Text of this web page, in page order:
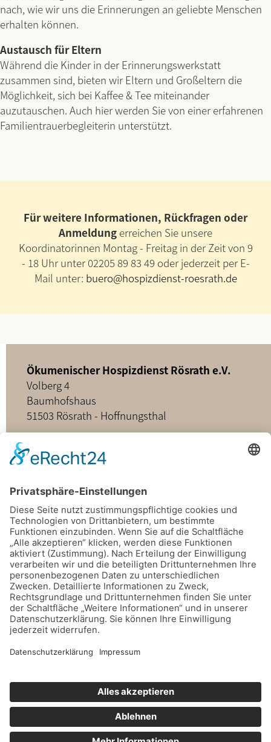
nach, wie wir uns die Erinnerungen an geliebte Menschen
erhalten können.
Austausch für Eltern
Während die Kinder in der Erinnerungswerkstatt
zusammen sind, bieten wir Eltern und Großeltern die
Möglichkeit, sich bei Kaffee & Tee miteinander
auzutauschen. Auch hier werden Sie von einer erfahrenen
Familientrauerbegleiterin unterstützt.
Für weitere Informationen, Rückfragen oder
Anmeldung erreichen Sie unsere
Koordinatorinnen Montag - Freitag in der Zeit von 9
- 18 Uhr unter 02205 89 83 49 oder jederzeit per E-
Mail unter: buero@hospizdienst-roesrath.de
Ökumenischer Hospizdienst Rösrath e.V.
Volberg 4
Baumhofshaus
51503 Rösrath - Hoffnungsthal
02205 - 898349
buero@hospizdienst-roesrath.de
Home
Datenschutz
Impressum
Mitmachen
Satzung
Mitglied werden
Facebook
Instagram